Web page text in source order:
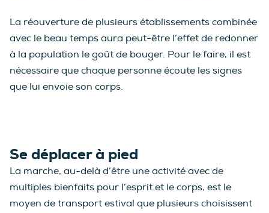
La réouverture de plusieurs établissements combinée
avec le beau temps aura peut-être l’effet de redonner
à la population le goût de bouger. Pour le faire, il est
nécessaire que chaque personne écoute les signes
que lui envoie son corps.
Se déplacer à pied
La marche, au-delà d’être une activité avec de
multiples bienfaits pour l’esprit et le corps, est le
moyen de transport estival que plusieurs choisissent